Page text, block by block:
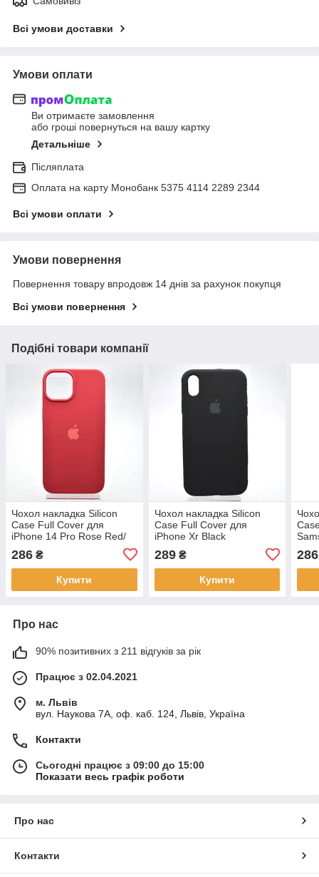
Всі умови доставки
Умови оплати
Ви отримаєте замовлення
або гроші повернуться на вашу картку
Детальніше
Післяплата
Оплата на карту Монобанк 5375 4114 2289 2344
Всі умови оплати
Умови повернення
Повернення товару впродовж 14 днів за рахунок покупця
Всі умови повернення
Подібні товари компанії
Чохол накладка Silicon
Case Full Cover для
iPhone 14 Pro Rose Red/
286 ₴
Купити
Чохол накладка Silicon
Case Full Cover для
iPhone Xr Black
289₴
Купити
286
Про нас
90% позитивних з 211 відгуків за рік
Працює з 02.04.2021
м. Львів
вул. Наукова 7А, оф. каб. 124, Львів, Україна
Контакти
Сьогодні працює з 09:00 до 15:00
Показати весь графік роботи
Про нас
Контакти